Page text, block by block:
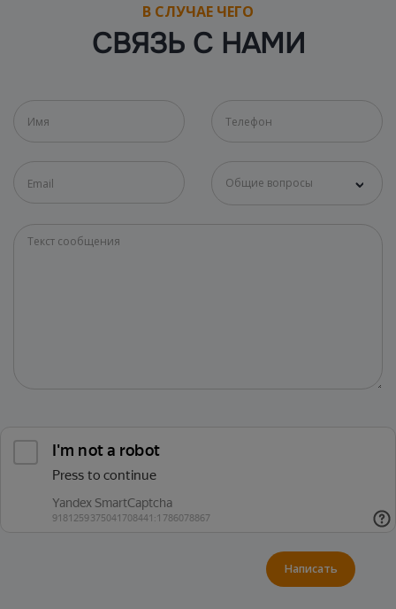
В СЛУЧАЕ ЧЕГО
СВЯЗЬ С НАМИ
Общие вопросы
Написать